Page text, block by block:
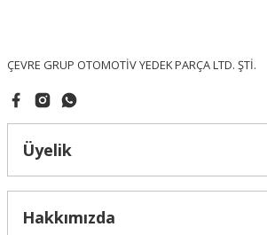
ÇEVRE GRUP OTOMOTİV YEDEK PARÇA LTD. ŞTİ.
Üyelik
Hakkımızda